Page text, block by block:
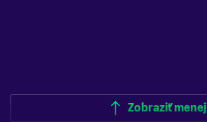
Zobraziť menej